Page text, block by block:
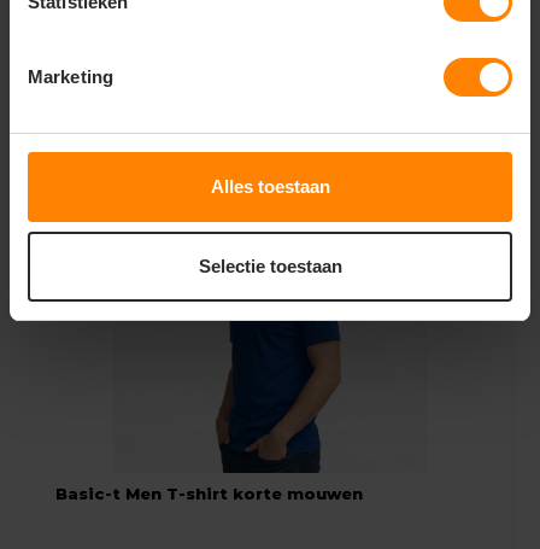
Marketing
Alles toestaan
Selectie toestaan
Basic-t Men T-shirt korte mouwen